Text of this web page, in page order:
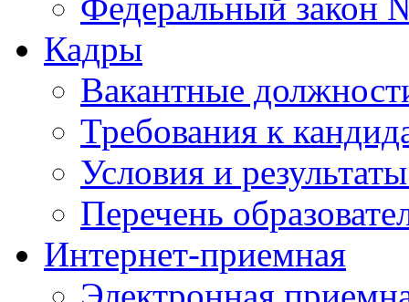
Кадры
Вакантные
Требования к
Условия и
Перечень
Интернет-приемная